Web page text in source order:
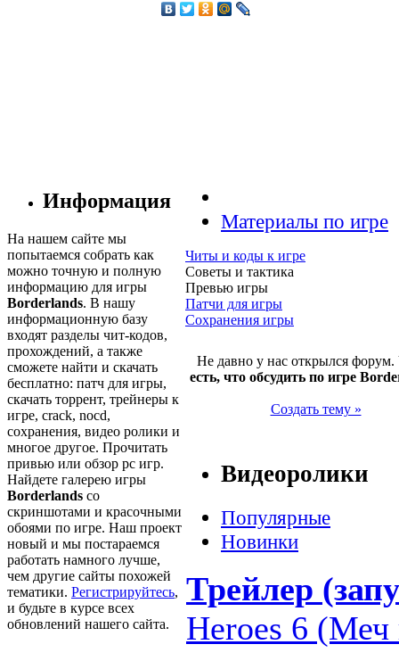
Информация
На нашем сайте мы
попытаемся собрать как
можно точную и полную
информацию для игры
Borderlands. В нашу
информационную базу
входят разделы чит-кодов,
прохождений, а также
сможете найти и скачать
бесплатно: патч для игры,
скачать торрент, трейнеры к
игре, crack, nocd,
сохранения, видео ролики и
многое другое. Прочитать
привью или обзор pc игр.
Найдете галерею игры
Borderlands со
скриншотами и красочными
обоями по игре. Наш проект
новый и мы постараемся
работать намного лучше,
чем другие сайты похожей
тематики. Регистрируйтесь,
и будьте в курсе всех
обновлений нашего сайта.
Материалы по игре
Читы и коды к игре
Советы и тактика
Превью игры
Патчи для игры
Сохранения игры
Не давно у нас открылся форум.
есть, что обсудить по игре
Создать тему »
Видеоролики
Популярные
Новинки
Трейлер
Heroes 6 (Меч